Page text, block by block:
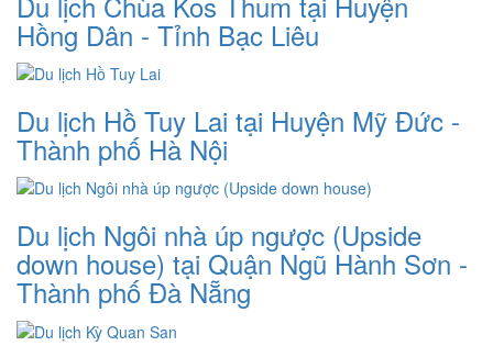
Hồng Dân - Tỉnh Bạc Liêu
Du lịch Hồ Tuy Lai tại Huyện Mỹ Đức -
Thành phố Hà Nội
Du lịch Ngôi nhà úp ngược (Upside
down house) tại Quận Ngũ Hành Sơn -
Thành phố Đà Nẵng